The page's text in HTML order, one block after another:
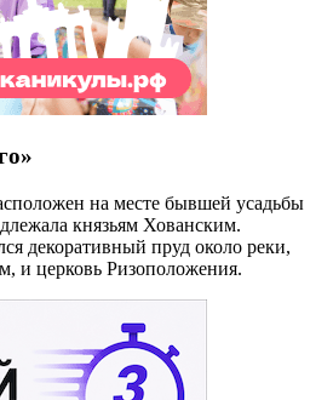
на месте бывшей усадьбы
князьям Хованским.
декоративный пруд около реки,
и церковь Ризоположения.